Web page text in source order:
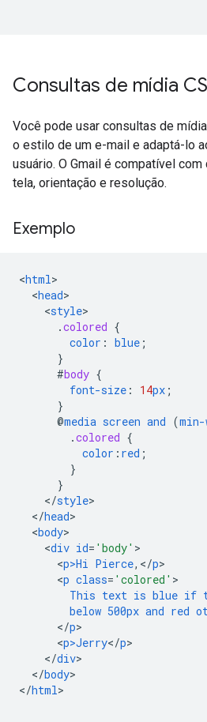
Consultas de mídia
Você pode usar consultas de
o estilo de um e-mail e adaptá-lo
usuário. O Gmail é compatível
tela, orientação e resolução.
Exemplo
<html
<head
<style
.colored {
color : blue ;
}
#body {
font-size : 14px ;
}
@media screen and (
.colored {
color : red ;
}
}
</style
</head
<body
<div id= 'body'
<p>Hi Pierce,</p
<p class= 'colored'
This text is blue if
below 500px and red
</p
<p>Jerry</p
</div
</body>
</html>